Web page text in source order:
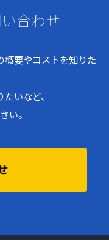
合わせ
要やコストを知りた
いなど、
い。